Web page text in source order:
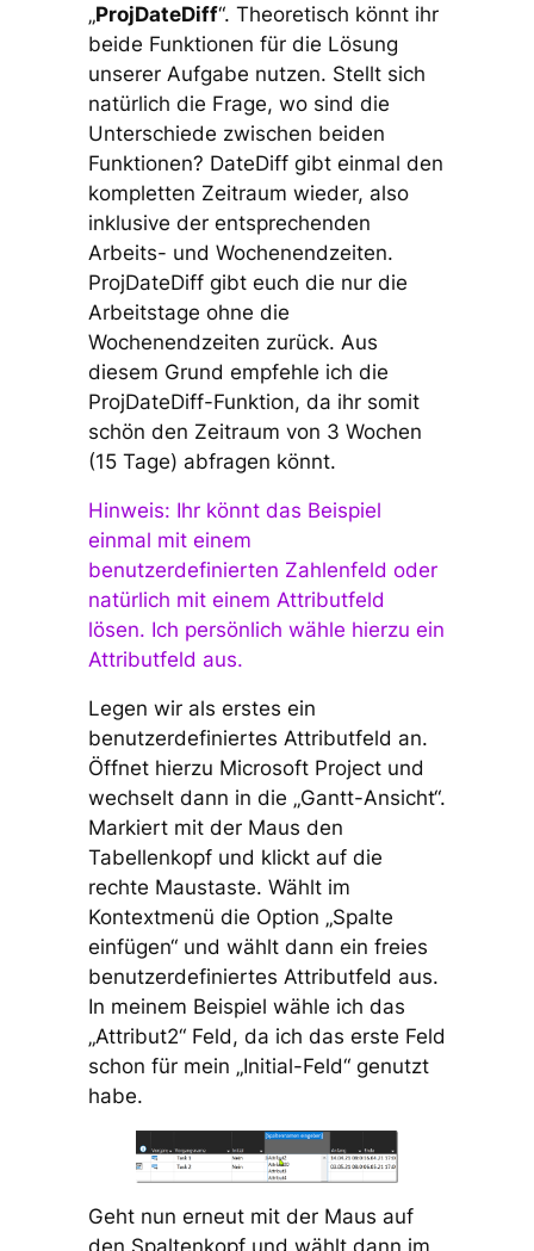
„ProjDateDiff“. Theoretisch könnt ihr
beide Funktionen für die Lösung
unserer Aufgabe nutzen. Stellt sich
natürlich die Frage, wo sind die
Unterschiede zwischen beiden
Funktionen? DateDiff gibt einmal den
kompletten Zeitraum wieder, also
inklusive der entsprechenden
Arbeits- und Wochenendzeiten.
ProjDateDiff gibt euch die nur die
Arbeitstage ohne die
Wochenendzeiten zurück. Aus
diesem Grund empfehle ich die
ProjDateDiff-Funktion, da ihr somit
schön den Zeitraum von 3 Wochen
(15 Tage) abfragen könnt.
Hinweis: Ihr könnt das Beispiel
einmal mit einem
benutzerdefinierten Zahlenfeld oder
natürlich mit einem Attributfeld
lösen. Ich persönlich wähle hierzu ein
Attributfeld aus.
Legen wir als erstes ein
benutzerdefiniertes Attributfeld an.
Öffnet hierzu Microsoft Project und
wechselt dann in die „Gantt-Ansicht“.
Markiert mit der Maus den
Tabellenkopf und klickt auf die
rechte Maustaste. Wählt im
Kontextmenü die Option „Spalte
einfügen“ und wählt dann ein freies
benutzerdefiniertes Attributfeld aus.
In meinem Beispiel wähle ich das
„Attribut2“ Feld, da ich das erste Feld
schon für mein „Initial-Feld“ genutzt
habe.
Geht nun erneut mit der Maus auf
den Spaltenkopf und wählt dann im